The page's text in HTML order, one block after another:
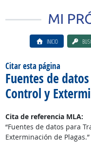
INICIO
Citar esta página
Fuentes de
Control y
Cita de referencia MLA:
“Fuentes de datos para
Exterminación de Plagas.”